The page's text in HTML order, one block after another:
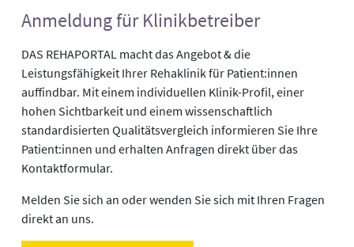
Anmeldung für Klinikbetreiber
DAS REHAPORTAL macht das Angebot & die
Leistungsfähigkeit Ihrer Rehaklinik für Patient:innen
auffindbar. Mit einem individuellen Klinik-Profil, einer
hohen Sichtbarkeit und einem wissenschaftlich
standardisierten Qualitätsvergleich informieren Sie Ihre
Patient:innen und erhalten Anfragen direkt über das
Kontaktformular.
Melden Sie sich an oder wenden Sie sich mit Ihren Fragen
direkt an uns.